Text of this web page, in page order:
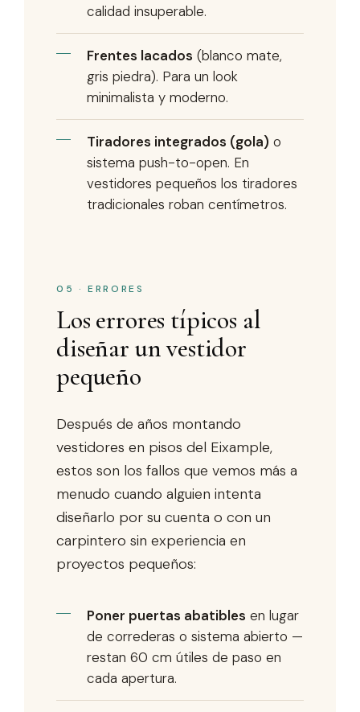
calidad insuperable.
Frentes lacados (blanco mate,
gris piedra). Para un look
minimalista y moderno.
Tiradores integrados (gola) o
sistema push-to-open. En
vestidores pequeños los tiradores
tradicionales roban centímetros.
05 · ERRORES
Los errores típicos al
diseñar un vestidor
pequeño
Después de años montando
vestidores en pisos del Eixample,
estos son los fallos que vemos más a
menudo cuando alguien intenta
diseñarlo por su cuenta o con un
carpintero sin experiencia en
proyectos pequeños:
Poner puertas abatibles en lugar
de correderas o sistema abierto —
restan 60 cm útiles de paso en
cada apertura.